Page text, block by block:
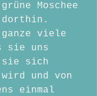
Moschee
dorthin.
viele
sie uns
sie sich
und von
einmal